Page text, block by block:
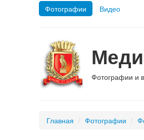
Фотографии Видео
Фотографии и
Главная / Фотографии /